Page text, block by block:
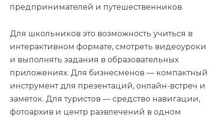
предпринимателей и путешественников.
Для школьников это возможность учиться в
интерактивном формате, смотреть видеоуроки
и выполнять задания в образовательных
приложениях. Для бизнесменов — компактный
инструмент для презентаций, онлайн-встреч и
заметок. Для туристов — средство навигации,
фотоархив и центр развлечений в одном